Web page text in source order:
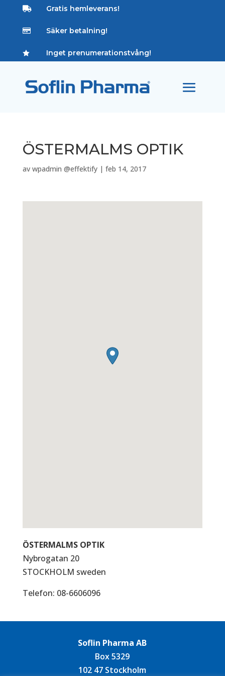
 Gratis hemleverans!
 Säker betalning!
 Inget prenumerationstvång!
ÖSTERMALMS OPTIK
av wpadmin @effektify| feb 14, 2017
ÖSTERMALMS OPTIK
Nybrogatan 20
STOCKHOLM sweden
Telefon: 08-6606096
Soflin Pharma AB
Box 5329
102 47 Stockholm